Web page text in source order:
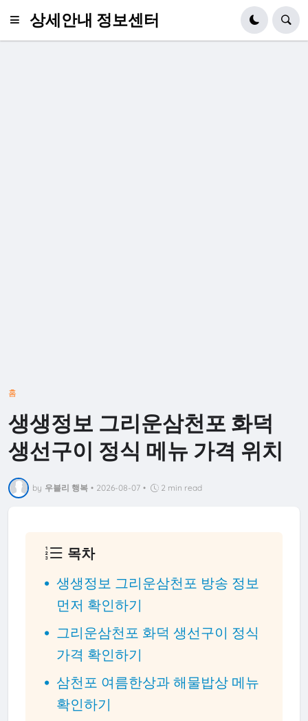
상세안내 정보센터
홈
생생정보 그리운삼천포 화덕
생선구이 정식 메뉴 가격 위치
by 우블리 행복 • 2026-08-07 • 2 min read
목차
생생정보 그리운삼천포 방송 정보
먼저 확인하기
그리운삼천포 화덕 생선구이 정식
가격 확인하기
삼천포 여름한상과 해물밥상 메뉴
확인하기